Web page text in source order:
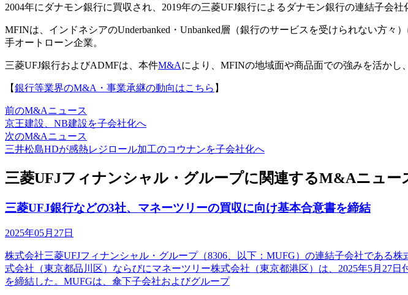
2004年にダナモン銀行に買収され、2019年の三菱UFJ銀行によるダナモン銀行の連結子会
MFINは、インドネシアのUnderbanked・Unbanked層（銀行のサービスを受けられない方
手オートローン企業。
三菱UFJ銀行およびADMFは、本件M&Aにより、MFINの地域面や商品面での強みを活かし
【銀行等業界のM&A・事業承継の動向はこちら 】
前のM&Aニュース
京王建設、NB建設を子会社化へ
次のM&Aニュース
三井松島HDが感熱レジロール加工のコウナンを子会社化へ
三菱UFJフィナンシャル・グループに関連するM&Aニュー
三菱UFJ銀行などの3社、マネーツリーの買収に向け基本合意書を締結
2025年05月27日
株式会社三菱UFJフィナンシャル・グループ（8306、以下：MUFG）の連結子会社である
式会社（東京都品川区）ならびにマネーツリー株式会社（東京都港区）は、2025年5月27
を締結した。MUFGは、傘下子会社およびグループ